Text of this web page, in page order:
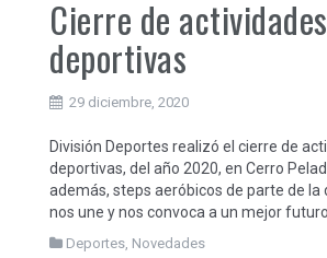
Cierre de actividades
deportivas
29 diciembre, 2020
División Deportes realizó el cierre de
deportivas, del año 2020, en Cerro
además, steps aeróbicos de parte de la
nos une y nos convoca a un mejor futuro.
Deportes Novedades